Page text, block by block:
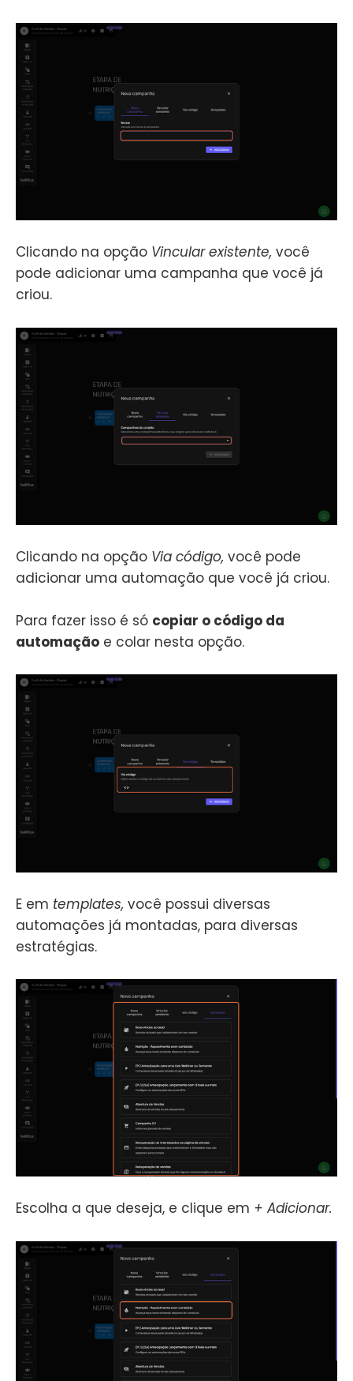
Clicando na opção Vincular existente, você
pode adicionar uma campanha que você já
criou.
Clicando na opção Via código, você pode
adicionar uma automação que você já criou.
Para fazer isso é só copiar o código da
automação e colar nesta opção.
E em templates, você possui diversas
automações já montadas, para diversas
estratégias.
Escolha a que deseja, e clique em + Adicionar.